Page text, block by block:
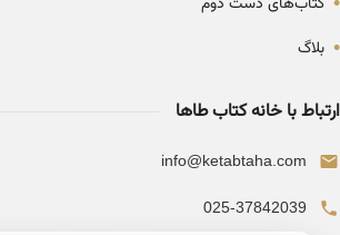
• بلاگ
ارتباط با خانه کتاب طاها
info@ketabtaha.com
025-37842039